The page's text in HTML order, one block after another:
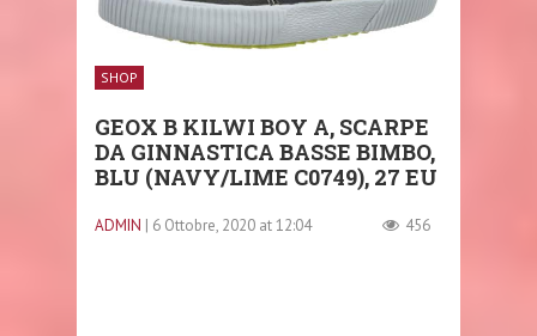
SHOP
GEOX B KILWI BOY A, SCARPE
DA GINNASTICA BASSE BIMBO,
BLU (NAVY/LIME C0749), 27 EU
ADMIN | 6 Ottobre, 2020 at 12:04 456